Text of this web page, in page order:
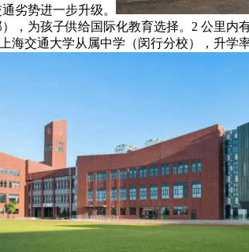
劣势进一步升级。
，为孩子供给国际化教育选择。2 公里
海交通大学从属中学（闵行分校），升学